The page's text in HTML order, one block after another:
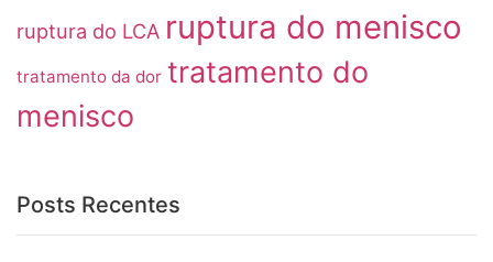
ruptura do LCA ruptura do menisco
tratamento da dor tratamento do
menisco
Posts Recentes